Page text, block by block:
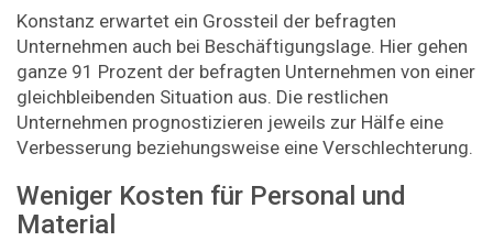
Konstanz erwartet ein Grossteil der befragten
Unternehmen auch bei Beschäftigungslage. Hier gehen
ganze 91 Prozent der befragten Unternehmen von einer
gleichbleibenden Situation aus. Die restlichen
Unternehmen prognostizieren jeweils zur Hälfe eine
Verbesserung beziehungsweise eine Verschlechterung.
Weniger Kosten für Personal und
Material